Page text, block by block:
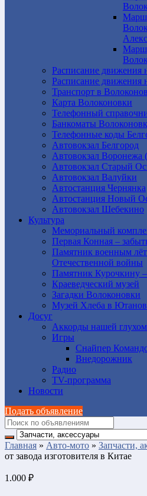
Расписание движения
Расписание движения
Транспорт в
Карта Волоконовки
Телефонный
Банкоматы
Телефонные коды
Автовокзал Белгород
Автовокзал Воронежа
Автовокзал Старый
Автовокзал Валуйки
Автостанция Чернянка
Автостанция Новый
Автовокзал Шебекино
Культура
Мемориальный
Первая Конная –
Памятник военным
Отечественной войны
Памятник Курочкину
Краеведческий музей
Загадки Волоконовки
Музей Хлеба в
Досуг
Аккорды нашей
Игры
Снайпер
Внедорожник
Радио
TV-программа
Новости
Подать объявление
Главная » Авто-мото » Запчасти,
от завода изготовителя в Китае
1.000 ₽